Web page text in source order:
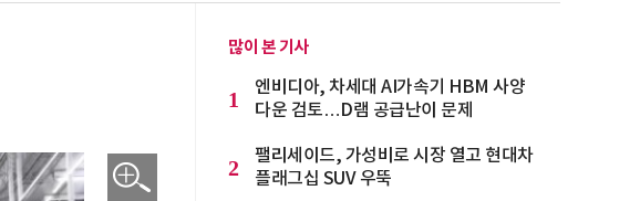
많이 본 기사
1
엔비디아, 차세대 AI가속기 HBM 사양
다운 검토…D램 공급난이 문제
2
팰리세이드, 가성비로 시장 열고 현대차
플래그십 SUV 우뚝